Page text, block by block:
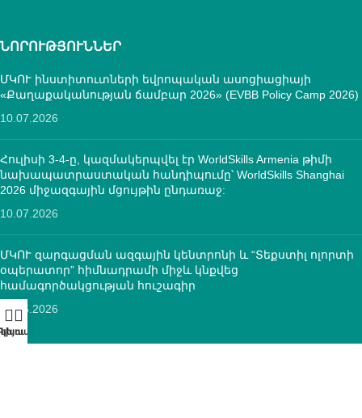
ՆՈՐՈՒԹՅՈՒՆՆԵՐ
ՄԿՈՒ ինստիտուտների եվրոպական ասոցիացիայի
«Քաղաքականության ճամբար 2026» (EVBB Policy Camp 2026)
10.07.2026
Հուլիսի 3-4-ը, կազմակերպվել էր WorldSkills Armenia թիմի
նախապատրաստական հանդիպումը՝ WorldSkills Shanghai
2026 միջազգային մցույթին ընդառաջ:
10.07.2026
ՄԿՈՒ զարգացման ազգային կենտրոնի և “Տեքստիլ ոլորտի
օպերատոր” հիմնադրամի միջև կնքվեց
համագործակցության հուշագիր
12.05.2026